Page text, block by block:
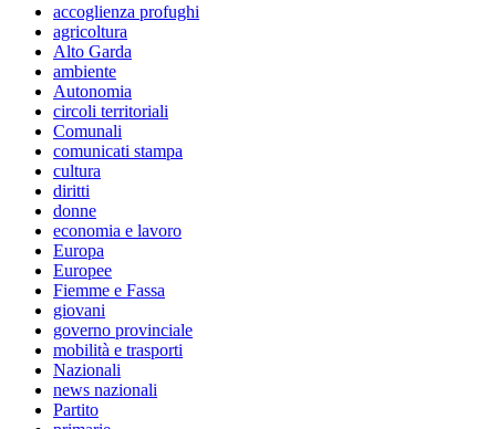
accoglienza profughi
agricoltura
Alto Garda
ambiente
Autonomia
circoli territoriali
Comunali
comunicati stampa
cultura
diritti
donne
economia e lavoro
Europa
Europee
Fiemme e Fassa
giovani
governo provinciale
mobilità e trasporti
Nazionali
news nazionali
Partito